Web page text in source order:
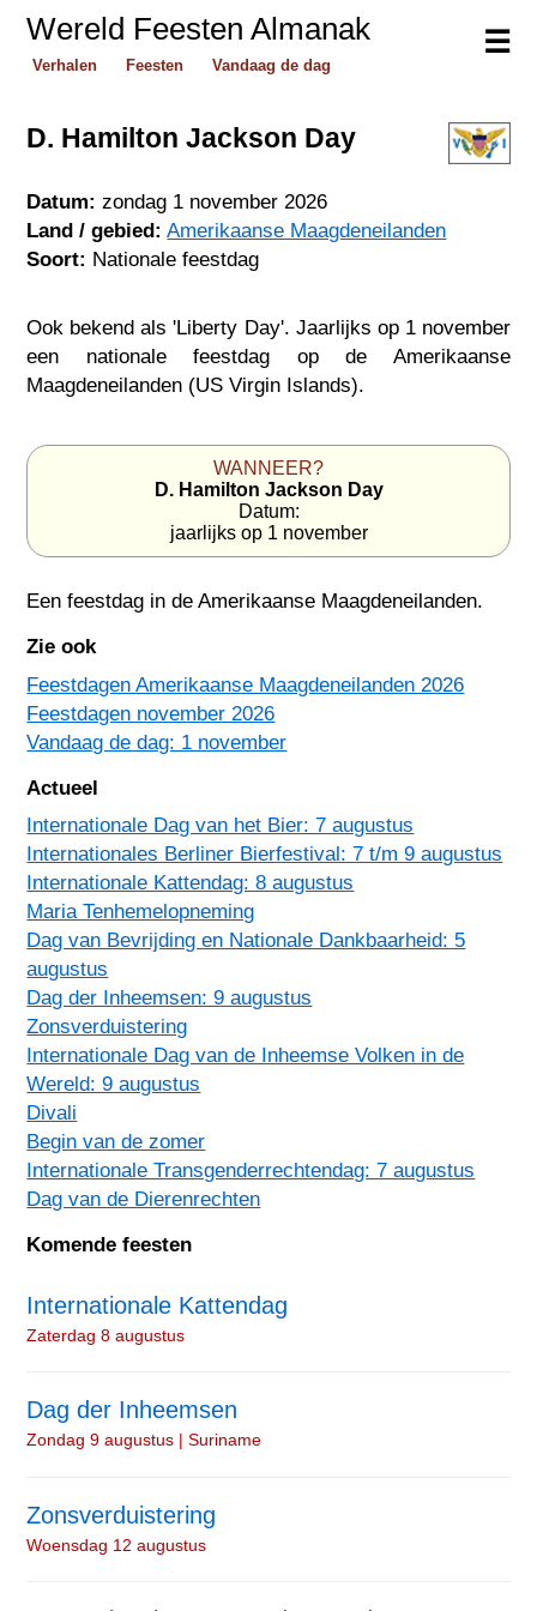
☰
Wereld Feesten Almanak
Verhalen Feesten Vandaag de dag
D. Hamilton Jackson Day
Datum: zondag 1 november 2026
Land / gebied: Amerikaanse Maagdeneilanden
Soort: Nationale feestdag
Ook bekend als 'Liberty Day'. Jaarlijks op 1 november
een nationale feestdag op de Amerikaanse
Maagdeneilanden (US Virgin Islands).
WANNEER?
D. Hamilton Jackson Day
Datum:
jaarlijks op 1 november
Een feestdag inde Amerikaanse Maagdeneilanden.
Zie ook
Feestdagen Amerikaanse Maagdeneilanden 2026
Feestdagen november 2026
Vandaag de dag: 1 november
Actueel
Internationale Dag van het Bier: 7 augustus
Internationales Berliner Bierfestival: 7 t/m 9 augustus
Internationale Kattendag: 8 augustus
Maria Tenhemelopneming
Dag van Bevrijding en Nationale Dankbaarheid: 5
augustus
Dag der Inheemsen: 9 augustus
Zonsverduistering
Internationale Dag van de Inheemse Volken in de
Wereld: 9 augustus
Divali
Begin van de zomer
Internationale Transgenderrechtendag: 7 augustus
Dag van de Dierenrechten
Komende feesten
Internationale Kattendag
Zaterdag 8 augustus
Dag der Inheemsen
Zondag 9 augustus | Suriname
Zonsverduistering
Woensdag 12 augustus